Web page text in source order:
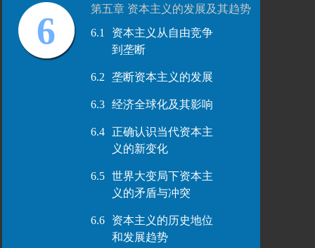
6
第五章 资本主义的发展及其趋势
6.1
资本主义从自由竞争
到垄断
6.2 垄断资本主义的发展
6.3 经济全球化及其影响
6.4
正确认识当代资本主
义的新变化
6.5
世界大变局下资本主
义的矛盾与冲突
6.6
资本主义的历史地位
和发展趋势